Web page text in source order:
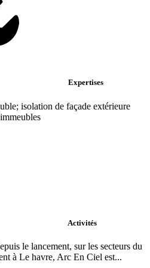
Expertises
isolation de façade extérieure
Activités
le lancement, sur les secteurs du
à Le havre, Arc En Ciel est...